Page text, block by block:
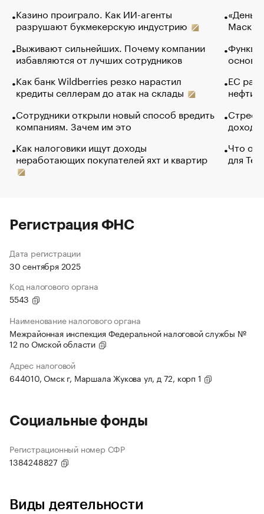
Казино проиграло. Как ИИ-агенты
разрушают букмекерскую индустрию
Выживают сильнейших. Почему компании
избавляются от лучших сотрудников
Как банк Wildberries резко нарастил
кредиты селлерам до атак на склады
Сотрудники открыли новый способ вредить
компаниям. Зачем им это
Как налоговики ищут доходы
неработающих покупателей яхт и квартир
Маск в
основ
ЕС
нефти
Что
для
Регистрация ФНС
Дата регистрации
30 сентября 2025
Код налогового органа
5543
Наименование налогового органа
Межрайонная инспекция Федеральной налоговой службы №
12 по Омской области
Адрес налоговой
644010, Омск г, Маршала Жукова ул, д 72, корп 1
Социальные фонды
Регистрационный номер СФР
1384248827
Виды деятельности